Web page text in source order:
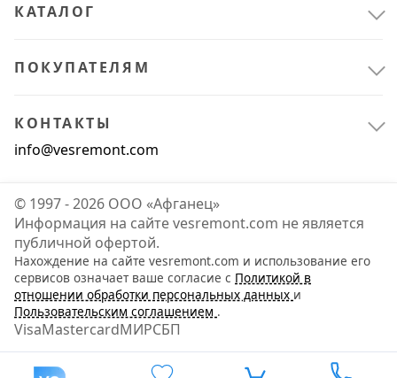
КАТАЛОГ
ПОКУПАТЕЛЯМ
КОНТАКТЫ
info@vesremont.com
© 1997 - 2026 ООО «Афганец»
Информация на сайте vesremont.com не является
публичной офертой.
Нахождение на сайте vesremont.com и использование его
сервисов означает ваше согласие с Политикой в
отношении обработки персональных данных и
Пользовательским соглашением .
VisaMastercardМИРСБП